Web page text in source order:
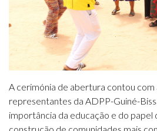
A cerimónia de abertura contou
representantes da ADPP-Guiné-
importância da educação e do papel